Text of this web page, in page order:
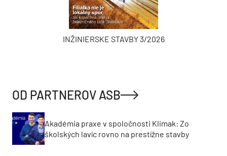
INŽINIERSKE STAVBY 3/2026
OD PARTNEROV ASB
Akadémia praxe v spoločnosti Klimak: Zo
školských lavíc rovno na prestížne stavby